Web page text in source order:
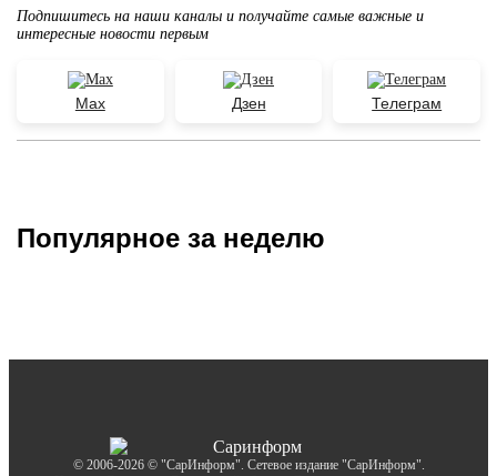
Подпишитесь на наши каналы и получайте самые важные и
интересные новости первым
Max Дзен Телеграм
Популярное за неделю
© 2006-2026 © "СарИнформ". Сетевое издание "СарИнформ".